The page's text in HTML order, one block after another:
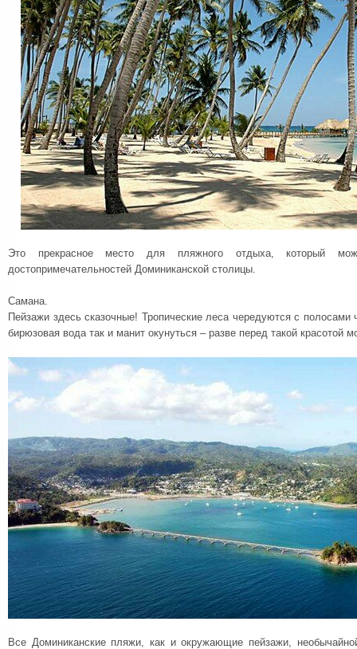
Это прекрасное место для пляжного отдыха, который
достопримечательностей Доминиканской столицы.
Самана.
Пейзажи здесь сказочные! Тропические леса чередуются с полосами
бирюзовая вода так и манит окунуться – разве перед такой красотой
Все Доминиканские пляжи, как и окружающие пейзажи,